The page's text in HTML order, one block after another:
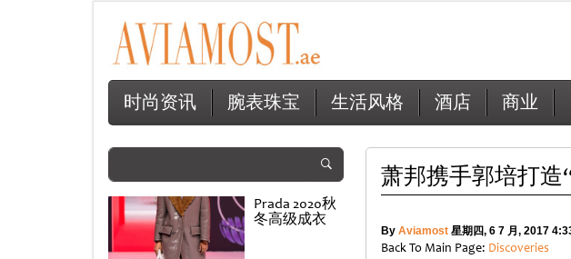
时尚资讯 腕表珠宝 生活风格 酒店 商业
Prada 2020秋
冬高级成衣
萧邦携手郭培打造
By Aviamost星期四, 6 7 月, 2017
Back To Main Page: Discoveries